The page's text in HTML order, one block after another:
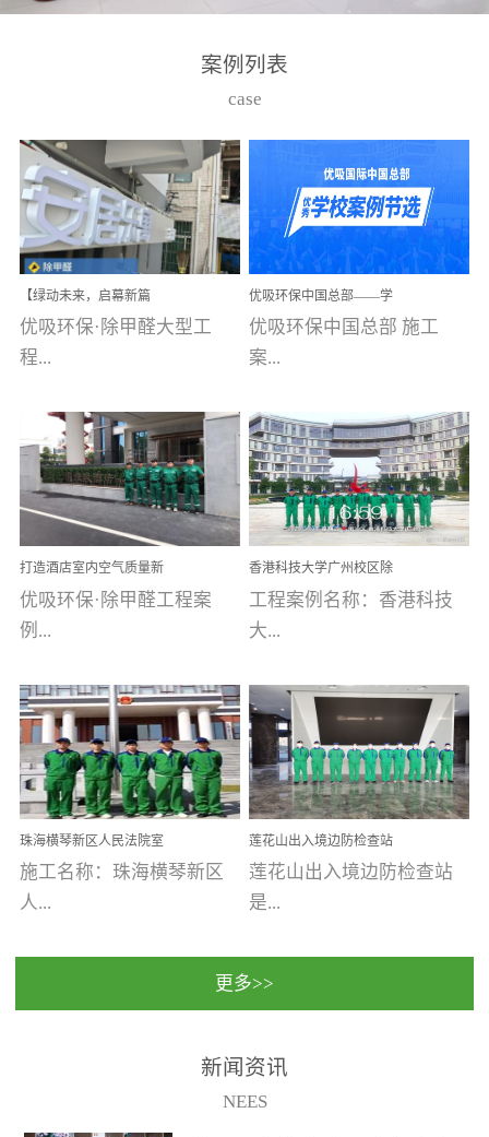
高技能的团队。汇聚了众
取得了多项产品技术专利
和多项国家版权局著作
权，获得高新技术企业称
号。生产优势自主生产自
给自足，优吸公司于2015
在广州番禺区成功建立产
品线生产基地，工厂拥有
自动化生产设备和成熟的
选择源头源材料、严控产
品质量，我们每一批的生
产产品都经过严格的质检
程序；生产车间为优吸总
部和全国分支机构生产光
触媒、净醛王、祛味剂等
优吸系列产品，保质保量
完成生产任务，确保全国
求。资质优势团队优势分
支优势优吸环保是一棵正
茁壮成长的树，只要我们
人人都爱护她、珍惜她、
她将越来越枝繁叶茂，终
将会成为一棵参天大树！
优吸环保截止2020年拥有
全国600家网点分支机构。
案例列表
case
【绿动未来，启幕新篇
章】优吸环保中标深圳安
居乐寓，超大型工装室内
空气治理项目顺利启航，
优吸环保·除甲醛大型工
程...
案例【深圳安居乐寓】室
内空气治理项目深圳安居
乐寓 深圳市安居乐寓
为深圳安居集团旗下城...
优吸环保中国总部——学
校施工案例(节选)
优吸环保中国总部 施工
案...
例(学校工装节选)广州南沙
小学(珠江湾校区)项目地
址：广州市南沙区海滨路
南沙珠江湾江门市蓬江区
禾...
打造酒店室内空气质量新
标杆——优吸环保·标杆之
作：东莞美豪雅致酒店室
内空气治理工程纪实
优吸环保·除甲醛工程案
例...
【东莞美豪雅致酒店】室
内空气治理项目东莞美豪
雅致酒店 东莞美豪雅
致酒店是为中高端人士...
香港科技大学广州校区除
甲醛项目圆满完成
工程案例名称：香港科技
大...
学广州校区室内空气治
理 工程案例地址：广
州南沙区·香港科技大学(广
州)校区 工程案...
珠海横琴新区人民法院室
内除甲醛空气治理项目
施工名称：珠海横琴新区
人...
民法院室内除甲醛空气治
保施工日期：2020年1月珠
莲花山出入境边防检查站
室内除甲醛空气治理项目
莲花山出入境边防检查站
是...
国家通过设在对外开放口
（及各出入境边防检查
更多>>
新闻资讯
NEES